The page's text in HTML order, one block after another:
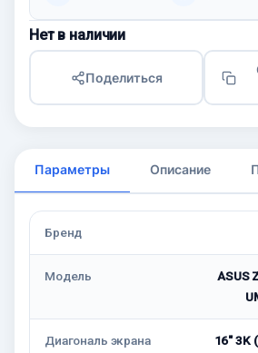
Нет в наличии
Поделиться
Параметры Описание
Бренд
Модель
ASUS
Диагональ экрана 16" 3K